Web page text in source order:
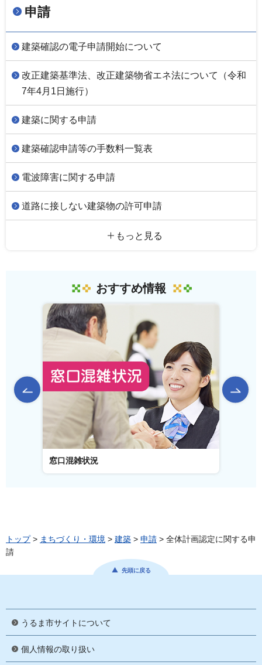
申請
建築確認の電子申請開始について
改正建築基準法、改正建築物省エネ法について（令和
7年4月1日施行）
建築に関する申請
建築確認申請等の手数料一覧表
電波障害に関する申請
道路に接しない建築物の許可申請
もっと見る
おすすめ情報
前のスライドを表示
窓口混雑状況
トップ> まちづくり・環境 > 建築 > 申請 > 全体計画認定に関する申
請
先頭に戻る
うるま市サイトについて
個人情報の取り扱い